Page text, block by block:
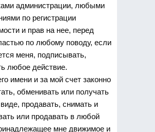
администрации, любыми
по регистрации
и прав на нее, перед
по любому поводу, если
меня, подписывать,
любое действие.
имени и за мой счет законно
обменивать или получать
продавать, снимать и
или продавать в любой
мне движимое и